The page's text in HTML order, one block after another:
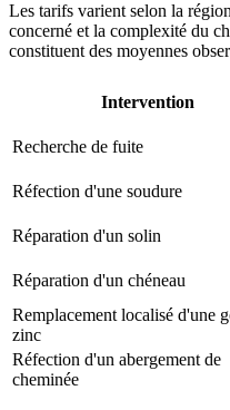
Les tarifs varient selon la
concerné et la complexité du
constituent des moyennes
Intervention
Recherche de fuite
Réfection d'une soudure
Réparation d'un solin
Réparation d'un chéneau
Remplacement localisé d'une
zinc
Réfection d'un abergement de
cheminée